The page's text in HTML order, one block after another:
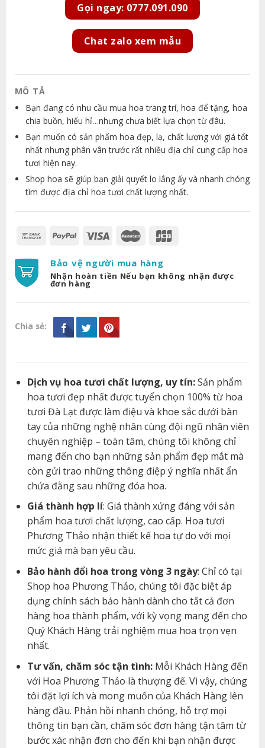
Gọi ngay: 0777.091.090
Chat zalo xem mẫu
MÔ TẢ
Bạn đang có nhu cầu mua hoa trang trí, hoa để tặng, hoa
chia buồn, hiếu hỉ…nhưng chưa biết lựa chọn từ đâu.
Bạn muốn có sản phẩm hoa đẹp, lạ, chất lượng với giá tốt
nhất nhưng phân vân trước rất nhiều địa chỉ cung cấp hoa
tươi hiện nay.
Shop hoa sẽ giúp bạn giải quyết lo lắng ấy và nhanh chóng
tìm được địa chỉ hoa tươi chất lượng nhất.
Bảo vệ người mua hàng
Nhận hoàn tiền Nếu bạn không nhận được
đơn hàng
Chia sẻ:
Dịch vụ hoa tươi chất lượng, uy tín:Sản phẩm
hoa tươi đẹp nhất được tuyển chọn 100% từ hoa
tươi Đà Lạt được làm điệu và khoe sắc dưới bàn
tay của những nghệ nhân cùng đội ngũ nhân viên
chuyên nghiệp – toàn tâm, chúng tôi không chỉ
mang đến cho bạn những sản phẩm đẹp mắt mà
còn gửi trao những thông điệp ý nghĩa nhất ẩn
chứa đằng sau những đóa hoa.
Giá thành hợp lí: Giá thành xứng đáng với sản
phẩm hoa tươi chất lượng, cao cấp. Hoa tươi
Phương Thảo nhận thiết kế hoa tự do với mọi
mức giá mà bạn yêu cầu.
Bảo hành đổi hoa trong vòng 3 ngày: Chỉ có tại
Shop hoa Phương Thảo, chúng tôi đặc biệt áp
dụng chính sách bảo hành dành cho tất cả đơn
hàng hoa thành phẩm, với kỳ vọng mang đến cho
Quý Khách Hàng trải nghiệm mua hoa trọn vẹn
nhất.
Tư vấn, chăm sóc tận tình:Mỗi Khách Hàng đến
với Hoa Phương Thảo là thượng đế. Vì vậy, chúng
tôi đặt lợi ích và mong muốn của Khách Hàng lên
hàng đầu. Phản hồi nhanh chóng, hỗ trợ mọi
thông tin bạn cần, chăm sóc đơn hàng tận tâm từ
bước xác nhận đơn cho đến khi bạn nhận được